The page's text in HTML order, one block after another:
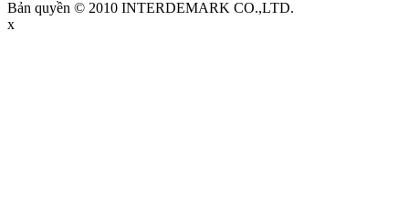
Bản quyền © 2010 INTERDEMARK CO.,LTD.
x